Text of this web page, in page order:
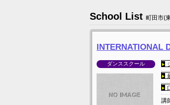
School List 町田市(
INTERNATIONAL
ダンススクール
講